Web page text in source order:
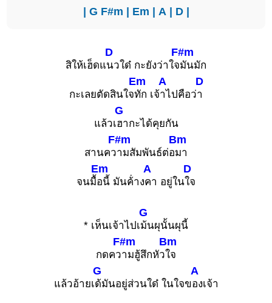
| G F#m | Em | A | D|
สิให้เฮ็ดแ
D
นวใด๋ กะยังว่าใจ
F#m
มันมัก
กะเลยตัดสินใจ
Em
ทัก เจ้
A
าไปคือว่
D
า
แล้วเ
G
ฮากะได้คุยกัน
สานคว
F#m
ามสัมพันธ์ต่อ
Bm
มา
จนมื้
Em
อนี้ มันค้่าง
A
คา อยู่ใน
D
ใจ
* เห็นเจ้าไปเ
G
ม้นผุนั้นผุนี้
กดคว
F#m
ามฮู้สึกหัว
Bm
ใจ
แล้วอ้ายเ
G
ด้มันอยู่ส่วนใด๋ ในใจข
A
องเจ้า